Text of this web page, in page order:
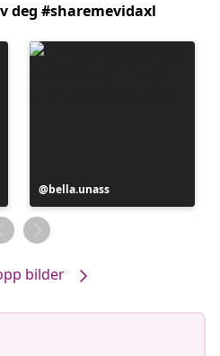
deg #sharemevidaxl
Innlegg
publisert
av
bella.unass
bilder